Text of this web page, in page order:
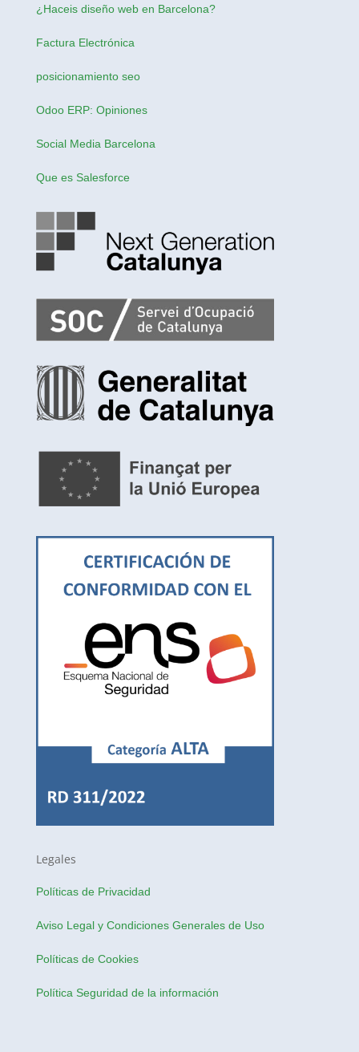
¿Haceis diseño web en Barcelona?
Factura Electrónica
posicionamiento seo
Odoo ERP: Opiniones
Social Media Barcelona
Que es Salesforce
Legales
Políticas de Privacidad
Aviso Legal y Condiciones Generales de Uso
Políticas de Cookies
Política Seguridad de la información